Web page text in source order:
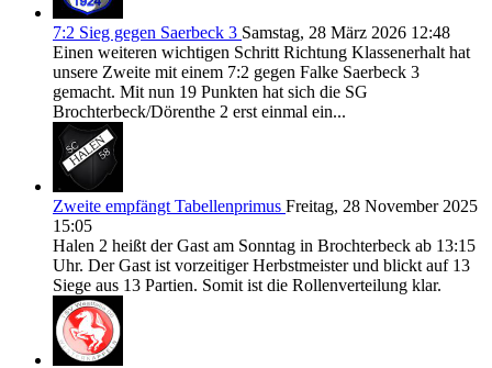
7:2 Sieg gegen Saerbeck 3 Samstag, 28 März 2026 12:48
Einen weiteren wichtigen Schritt Richtung Klassenerhalt hat
unsere Zweite mit einem 7:2 gegen Falke Saerbeck 3
gemacht. Mit nun 19 Punkten hat sich die SG
Brochterbeck/Dörenthe 2 erst einmal ein...
Zweite empfängt Tabellenprimus Freitag, 28 November 2025
15:05
Halen 2 heißt der Gast am Sonntag in Brochterbeck ab 13:15
Uhr. Der Gast ist vorzeitiger Herbstmeister und blickt auf 13
Siege aus 13 Partien. Somit ist die Rollenverteilung klar.